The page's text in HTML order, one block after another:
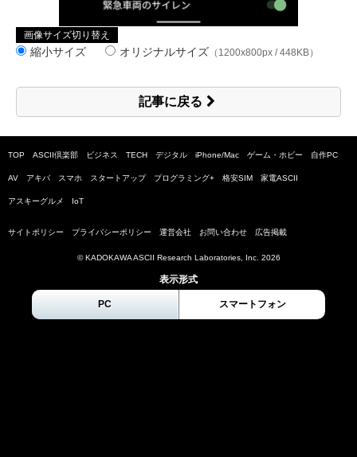
画像サイズ切り替え
縮小サイズ オリジナルサイズ （1200x800px / 448KB）
記事に戻る
TOP ASCII倶楽部 ビジネス TECH デジタル iPhone/Mac ゲーム・ホビー 自作PC
AV アキバ スマホ スタートアップ プログラミング+ 格安SIM 家電ASCII
アスキーグルメ IoT
サイトポリシー プライバシーポリシー 運営会社 お問い合わせ 広告掲載
© KADOKAWA ASCII Research Laboratories, Inc. 2026
表示形式
PC スマートフォン